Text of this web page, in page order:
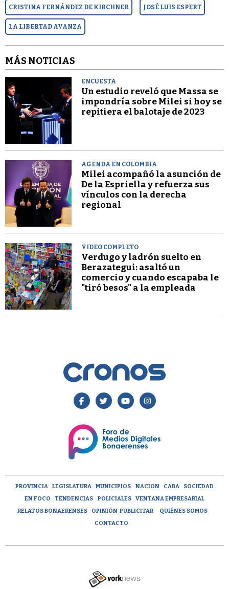
CRISTINA FERNÁNDEZ DE KIRCHNER JOSÉ LUIS ESPERT
LA LIBERTAD AVANZA
MÁS NOTICIAS
ENCUESTA
Un estudio reveló que Massa se
impondría sobre Milei si hoy se
repitiera el balotaje de 2023
AGENDA EN COLOMBIA
Milei acompañó la asunción de
De la Espriella y refuerza sus
vínculos con la derecha
regional
VIDEO COMPLETO
Verdugo y ladrón suelto en
Berazategui: asaltó un
comercio y cuando escapaba le
"tiró besos" a la empleada
PROVINCIA LEGISLATURA MUNICIPIOS NACION CABA
SOCIEDAD
EN FOCO
TENDENCIAS POLICIALES
VENTANA EMPRESARIAL
RELATOS BONAERENSES
OPINIÓN PUBLICITAR
QUIÉNES SOMOS
CONTACTO